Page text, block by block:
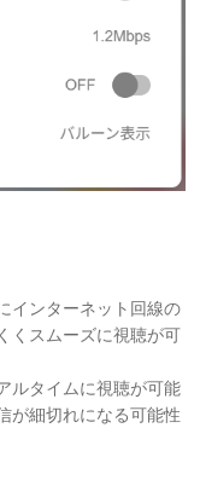
インターネット回線の
くスムーズに視聴が可
ルタイムに視聴が可能
が細切れになる可能性